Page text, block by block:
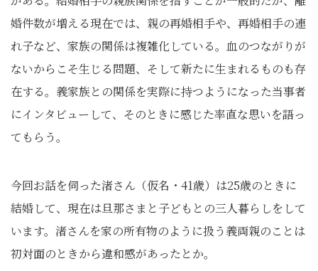
婚件数が増える現在では、親の再婚相手や、再婚相手の連
れ子など、家族の関係は複雑化している。血のつながりが
ないからこそ生じる問題、そして新たに生まれるものも存
在する。義家族との関係を実際に持つようになった当事者
にインタビューして、そのときに感じた率直な思いを語っ
てもらう。
今回お話を伺った渚さん（仮名・41歳）は25歳のときに
結婚して、現在は旦那さまと子どもとの三人暮らしをして
います。渚さんを家の所有物のように扱う義両親のことは
初対面のときから違和感があったとか。